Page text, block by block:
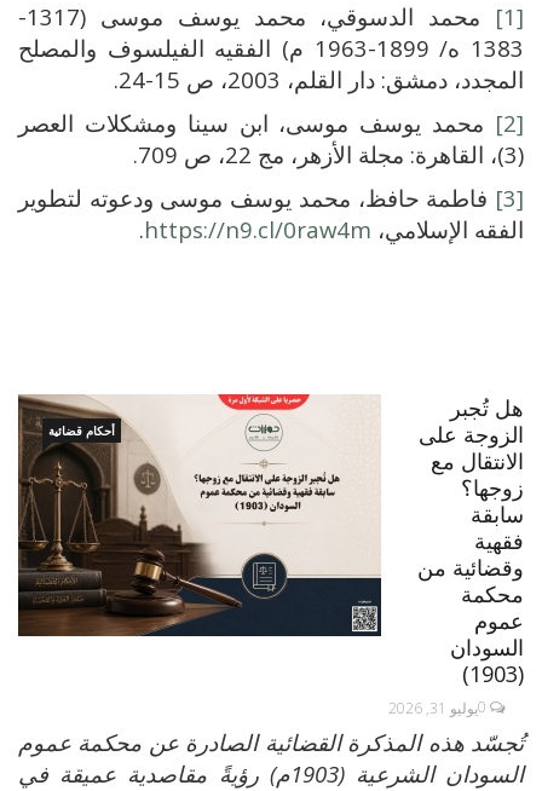
[1]
محمد الدسوقي، محمد يوسف موسى (1317-
1383 ه/ 1899-1963 م) الفقيه الفيلسوف والمصلح
المجدد، دمشق: دار القلم، 2003، ص 15-24.
[2]
محمد يوسف موسى، ابن سينا ومشكلات العصر
(3)، القاهرة: مجلة الأزهر، مج 22، ص 709.
[3]
فاطمة حافظ، محمد يوسف موسى ودعوته لتطوير
الفقه الإسلامي، https://n9.cl/0raw4m
.
أحكام قضائية
هل تُجبر
الزوجة على
الانتقال مع
زوجها؟
سابقة
فقهية
وقضائية من
محكمة
عموم
السودان
(1903)
يوليو 31, 20260
تُجسّد هذه المذكرة القضائية الصادرة عن محكمة عموم
السودان الشرعية (1903م) رؤيةً مقاصدية عميقة في